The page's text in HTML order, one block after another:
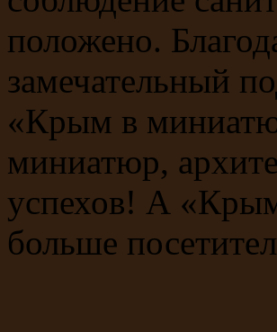
положено.
замечательный
«Крым в
миниатюр,
успехов! А
больше